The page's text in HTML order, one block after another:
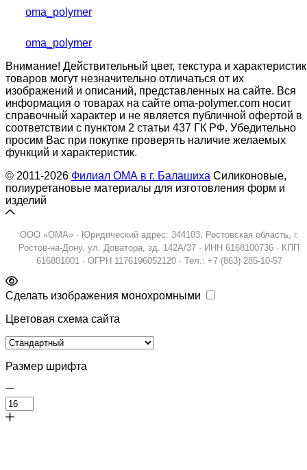
oma_polymer
oma_polymer
Внимание! Действительный цвет, текстура и
товаров могут незначительно отличаться от их
изображений и описаний, представленных на сайте. Вся
информация о товарах на сайте oma-polymer.com носит
справочный характер и не является публичной офертой в
соответствии с пунктом 2 статьи 437 ГК РФ. Убедительно
просим Вас при покупке проверять наличие желаемых
функций и характеристик.
© 2011-2026 Филиал ОМА в г. Балашиха Силиконовые,
полиуретановые материалы для изготовления форм и
изделий
ООО «ОМА» · Юридический адрес: 344103, Ростовская область, г.
Ростов-на-Дону, ул. Доватора, зд. 142А/37 · ИНН 6168100736 · КПП
616801001 · ОГРН 1176196052120 · Тел.: +7 (863) 285-10-57
Сделать изображения монохромными
Цветовая схема сайта
Размер шрифта